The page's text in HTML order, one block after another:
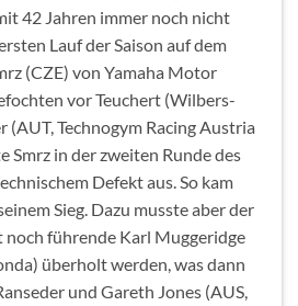
42 Jahren immer noch nicht
Lauf der Saison auf dem
(CZE) von Yamaha Motor
vor Teuchert (Wilbers-
(AUT, Technogym Racing Austria
Smrz in der zweiten Runde des
Defekt aus. So kam
Sieg. Dazu musste aber der
führende Karl Muggeridge
überholt werden, was dann
und Gareth Jones (AUS,